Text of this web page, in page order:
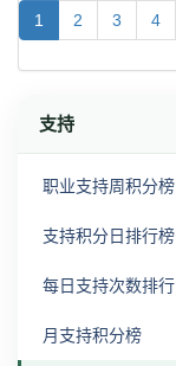
1 2 3 4
支持
职业支持周积分榜
支持积分日排行榜
每日支持次数排行
月支持积分榜